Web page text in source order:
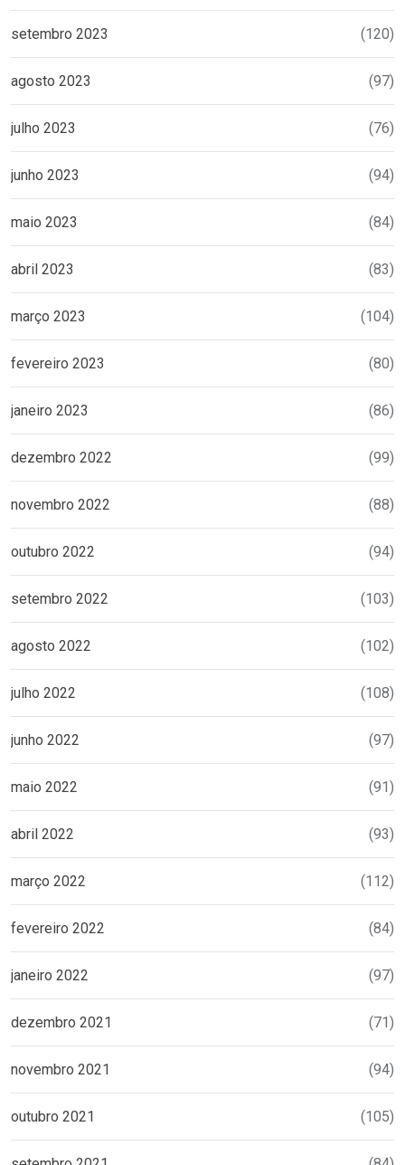
setembro 2023 (120)
agosto 2023 (97)
julho 2023 (76)
junho 2023 (94)
maio 2023 (84)
abril 2023 (83)
março 2023 (104)
fevereiro 2023 (80)
janeiro 2023 (86)
dezembro 2022 (99)
novembro 2022 (88)
outubro 2022 (94)
setembro 2022 (103)
agosto 2022 (102)
julho 2022 (108)
junho 2022 (97)
maio 2022 (91)
abril 2022 (93)
março 2022 (112)
fevereiro 2022 (84)
janeiro 2022 (97)
dezembro 2021 (71)
novembro 2021 (94)
outubro 2021 (105)